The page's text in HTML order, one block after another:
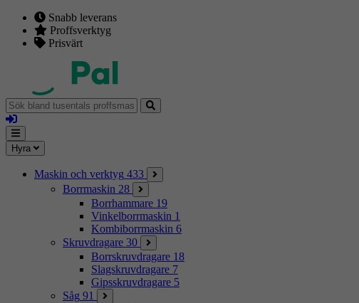
Snabb leverans
Proffsverktyg
Prisvärt
Sök
bland
tusentals
proffsmaskiner
Logga
in
Mina
sidor
Meny
Hyra
Maskin och verktyg 433
Borrmaskin 28
Borrhammare 19
Vinkelborrmaskin 1
Kombiborrmaskin 6
Skruvdragare 30
Borrskruvdragare 18
Slagskruvdragare 7
Gipsskruvdragare 5
Såg 91